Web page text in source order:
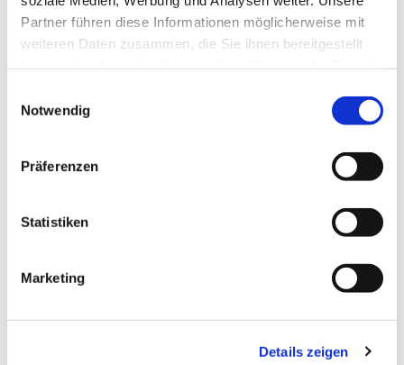
Partner führen diese Informationen möglicherweise mit
weiteren Daten zusammen, die Sie ihnen bereitgestellt
Notwendig
Präferenzen
Statistiken
Marketing
Details zeigen
18,90 € *